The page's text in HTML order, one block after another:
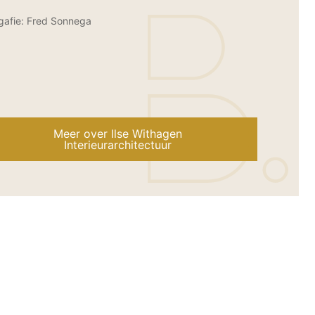
Fred Sonnega
Meer over Ilse Withagen
Interieurarchitectuur